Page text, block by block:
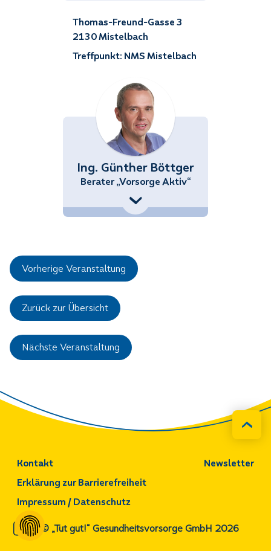
Thomas-Freund-Gasse 3
2130 Mistelbach
Treffpunkt: NMS Mistelbach
Ing. Günther Böttger
Berater „Vorsorge Aktiv“
+43 (676) 858 70 34539
Guenther.Boettger@noetutgut.at
Vorherige Veranstaltung
Zurück zur Übersicht
Nächste Veranstaltung
Kontakt Newsletter
Impressum / Datenschutz
Erklärung zur Barrierefreiheit
© „Tut gut!“ Gesundheitsvorsorge GmbH 2026